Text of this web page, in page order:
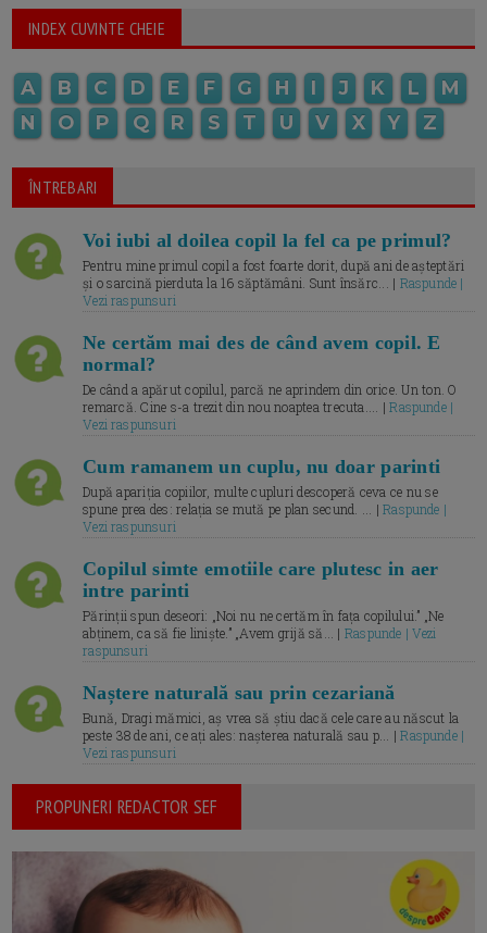
INDEX CUVINTE CHEIE
A B C D E F G H I J K L
M
N
O P Q R S T U V X Y Z
ÎNTREBARI
Voi iubi al doilea copil la fel ca pe primul?
Pentru mine primul copil a fost foarte dorit, după ani de așteptări
și o sarcină pierduta la 16 săptămâni. Sunt însărc... | Raspunde |
Vezi raspunsuri
Ne certăm mai des de când avem copil. E
normal?
De când a apărut copilul, parcă ne aprindem din orice. Un ton. O
remarcă. Cine s-a trezit din nou noaptea trecuta.... |Raspunde |
Vezi raspunsuri
Cum ramanem un cuplu, nu doar parinti
După apariția copiilor, multe cupluri descoperă ceva ce nu se
spune prea des: relația se mută pe plan secund. ... |Raspunde |
Vezi raspunsuri
Copilul simte emotiile care plutesc in aer
intre parinti
Părinții spun deseori: „Noi nu ne certăm în fața copilului.” „Ne
abținem, ca să fie liniște.” „Avem grijă să... | Raspunde | Vezi
raspunsuri
Naștere naturală sau prin cezariană
Bună, Dragi mămici, aș vrea să știu dacă cele care au născut la
peste 38 de ani, ce ați ales: nașterea naturală sau p... |Raspunde |
Vezi raspunsuri
PROPUNERI REDACTOR SEF